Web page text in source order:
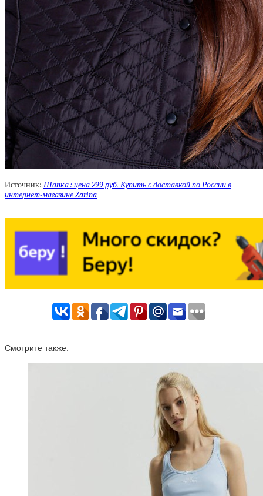
Источник: Шапка : цена 299 руб. Купить с доставкой по России в
интернет-магазине Zarina
Смотрите также: